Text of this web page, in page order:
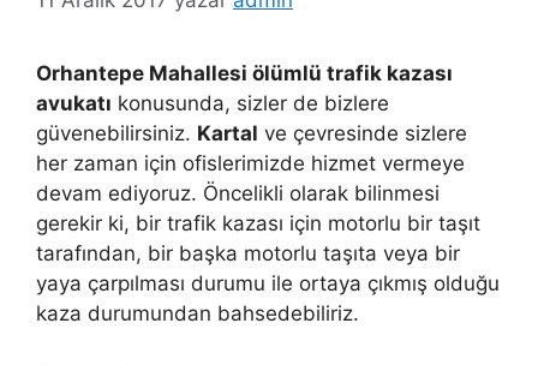
Orhantepe Mahallesi ölümlü trafik kazası
avukatı konusunda, sizler de bizlere
güvenebilirsiniz. Kartal ve çevresinde sizlere
her zaman için ofislerimizde hizmet vermeye
devam ediyoruz. Öncelikli olarak bilinmesi
gerekir ki, bir trafik kazası için motorlu bir taşıt
tarafından, bir başka motorlu taşıta veya bir
yaya çarpılması durumu ile ortaya çıkmış olduğu
kaza durumundan bahsedebiliriz.